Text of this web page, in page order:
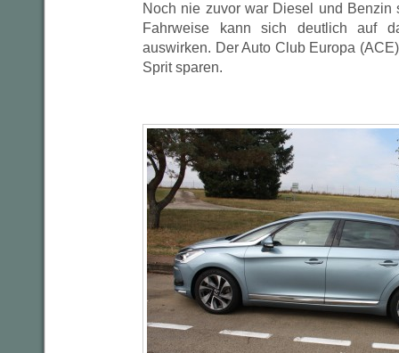
Noch nie zuvor war Diesel und Benzin
Fahrweise kann sich deutlich auf
auswirken. Der Auto Club Europa
Sprit sparen.